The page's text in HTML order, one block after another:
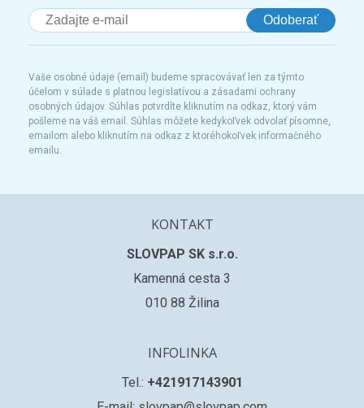
Odoberať
Vaše osobné údaje (email) budeme spracovávať len za týmto
účelom v súlade s platnou legislatívou a zásadami ochrany
osobných údajov. Súhlas potvrdíte kliknutím na odkaz, ktorý vám
pošleme na váš email. Súhlas môžete kedykoľvek odvolať písomne,
emailom alebo kliknutím na odkaz z ktoréhokoľvek informačného
emailu.
KONTAKT
SLOVPAP SK s.r.o.
Kamenná cesta 3
010 88 Žilina
INFOLINKA
Tel.: +421917143901